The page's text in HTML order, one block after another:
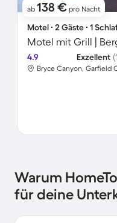
ab 138 € pro Nacht
Motel ∙ 2 Gäste ∙ 1
Motel mit Grill |
4.9 Exzellent
Bryce Canyon, Garfield
Warum
für deine